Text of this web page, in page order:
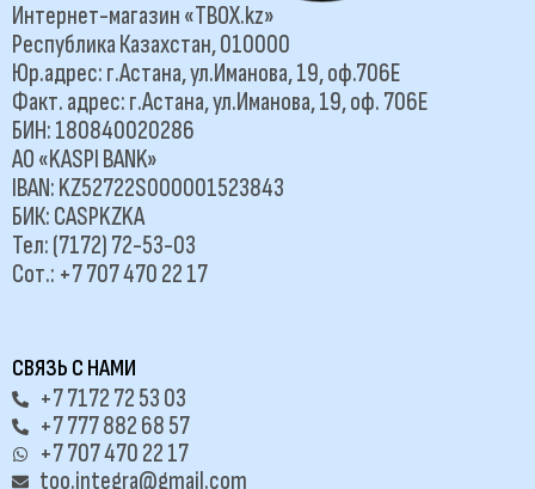
Интернет-магазин «TBOX.kz»
Республика Казахстан, 010000
Юр.адрес: г.Астана, ул.Иманова, 19, оф.706Е
Факт. адрес: г.Астана, ул.Иманова, 19, оф. 706Е
БИН: 180840020286
АО «KASPI BANK»
IBAN: KZ52722S000001523843
БИК: CASPKZKA
Тел: (7172) 72-53-03
Сот.: +7 707 470 22 17
СВЯЗЬ С НАМИ
+7 7172 72 53 03
+7 777 882 68 57
+7 707 470 22 17
too.integra@gmail.com